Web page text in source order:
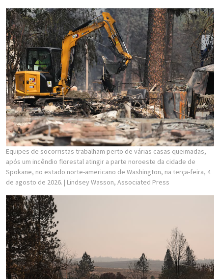
Equipes de socorristas trabalham perto de várias casas queimadas,
após um incêndio florestal atingir a parte noroeste da cidade de
Spokane, no estado norte-americano de Washington, na terça-feira, 4
de agosto de 2026. | Lindsey Wasson, Associated Press